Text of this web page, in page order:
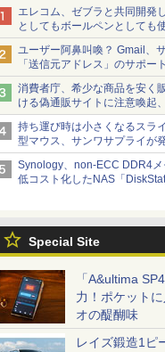
エレコム、ゼブラと共同開発
としてもボールペンとしても
スツーウェイ」発売 iPadに
えずに書き込める
ユーザー阿鼻叫喚？ Gmail、
「送信元アドレス」のサポー
【やじうまWatch】
消費者庁、希少な商品を安く
ける偽通販サイトに注意喚起
イン名を公表
持ち運び時は小さくなるスラ
型マウス、サンワサプライが
Synology、non-ECC DDR4メ
低コスト化したNAS「
ーズ 予算を抑えて導入でき
Special Site
「A&ultima
力！ポケット
オの醍醐味
レイズ鍛造1ピ